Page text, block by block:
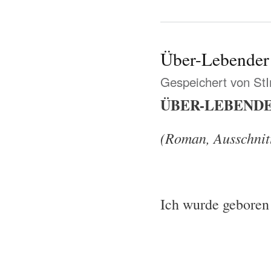
Über-Lebender
Gespeichert von
ÜBER-
(Roman,
Ich wurde